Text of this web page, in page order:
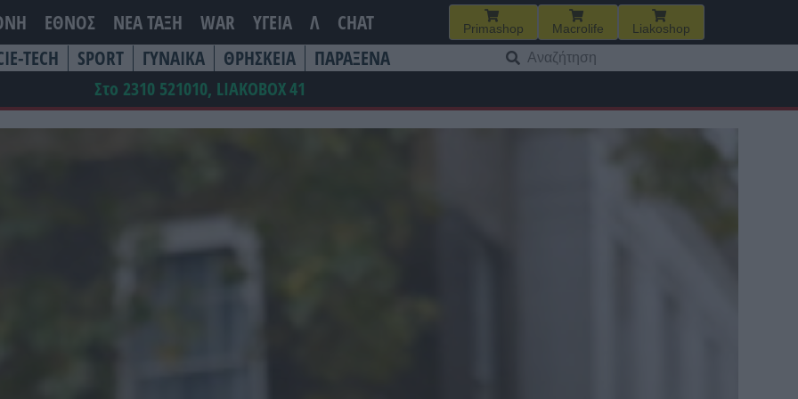
ΕΘΝΟΣ ΝΕΑ ΤΆΞΗ WAR ΥΓΕΙΑ Λ CHAT Primashop Macrolife Liakoshop
TECH SPORT ΓΥΝΑΙΚΑ ΘΡΗΣΚΕΙΑ ΠΑΡΑΞΕΝΑ
για:
Στο 2310 521010, LIAKOBOX41